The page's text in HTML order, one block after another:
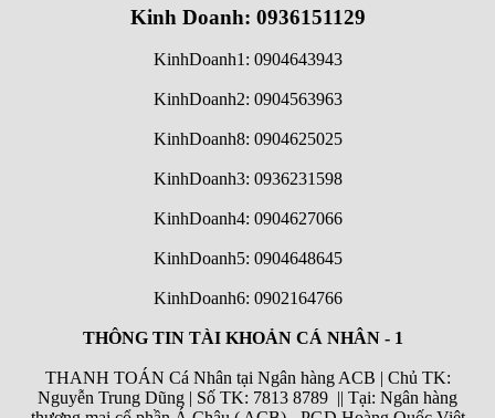
Kinh Doanh: 0936151129
KinhDoanh1: 0904643943
KinhDoanh2: 0904563963
KinhDoanh8: 0904625025
KinhDoanh3: 0936231598
KinhDoanh4: 0904627066
KinhDoanh5: 0904648645
KinhDoanh6: 0902164766
THÔNG TIN TÀI KHOẢN CÁ NHÂN - 1
THANH TOÁN Cá Nhân tại Ngân hàng ACB | Chủ TK:
Nguyễn Trung Dũng | Số TK: 7813 8789 || Tại: Ngân hàng